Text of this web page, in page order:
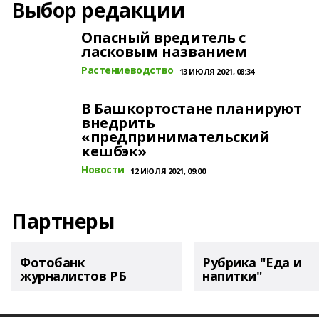
Выбор редакции
Опасный вредитель с
ласковым названием
Растениеводство 13 ИЮЛЯ 2021, 08:34
В Башкортостане планируют
внедрить
«предпринимательский
кешбэк»
Новости 12 ИЮЛЯ 2021, 09:00
Партнеры
Фотобанк
журналистов РБ
Рубрика "Еда и
напитки"